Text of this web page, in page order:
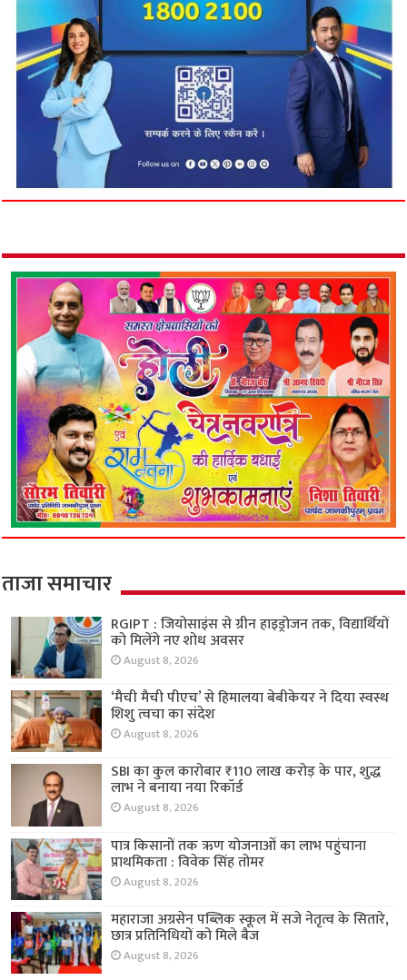
ताजा समाचार
RGIPT : जियोसाइंस से ग्रीन हाइड्रोजन तक, विद्यार्थियों
को मिलेंगे नए शोध अवसर
August 8, 2026
‘मैची मैची पीएच’ से हिमालया बेबीकेयर ने दिया स्वस्थ
शिशु त्वचा का संदेश
August 8, 2026
SBI का कुल कारोबार ₹110 लाख करोड़ के पार, शुद्ध
लाभ ने बनाया नया रिकॉर्ड
August 8, 2026
पात्र किसानों तक ऋण योजनाओं का लाभ पहुंचाना
प्राथमिकता : विवेक सिंह तोमर
August 8, 2026
महाराजा अग्रसेन पब्लिक स्कूल में सजे नेतृत्व के सितारे,
छात्र प्रतिनिधियों को मिले बैज
August 8, 2026